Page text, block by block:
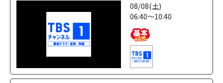
08/08(土)
06:40～10:40